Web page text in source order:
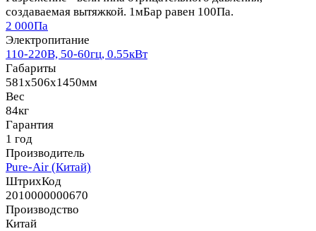
создаваемая вытяжкой. 1мБар равен 100Па.
2 000Па
Электропитание
110-220В, 50-60гц, 0.55кВт
Габариты
581x506x1450мм
Вес
84кг
Гарантия
1 год
Производитель
Pure-Air (Китай)
ШтрихКод
2010000000670
Производство
Китай